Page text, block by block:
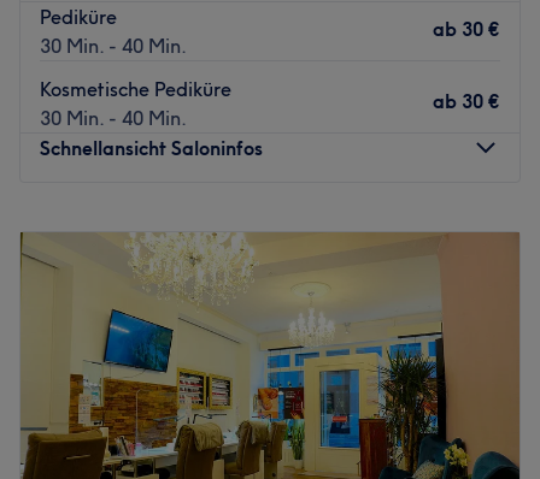
Pediküre
30 Min. - 40 Min.
ab 30 €
Kosmetische Pediküre
30 Min. - 40 Min.
ab 30 €
Schnellansicht Saloninfos
Dienstag
Mittwoch
Freitag
09:30–19:00
Samstag
09:30–18:00
Sonntag
Geschlossen
Zurück zur Salonansicht